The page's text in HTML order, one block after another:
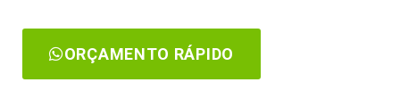
ORÇAMENTO RÁPIDO